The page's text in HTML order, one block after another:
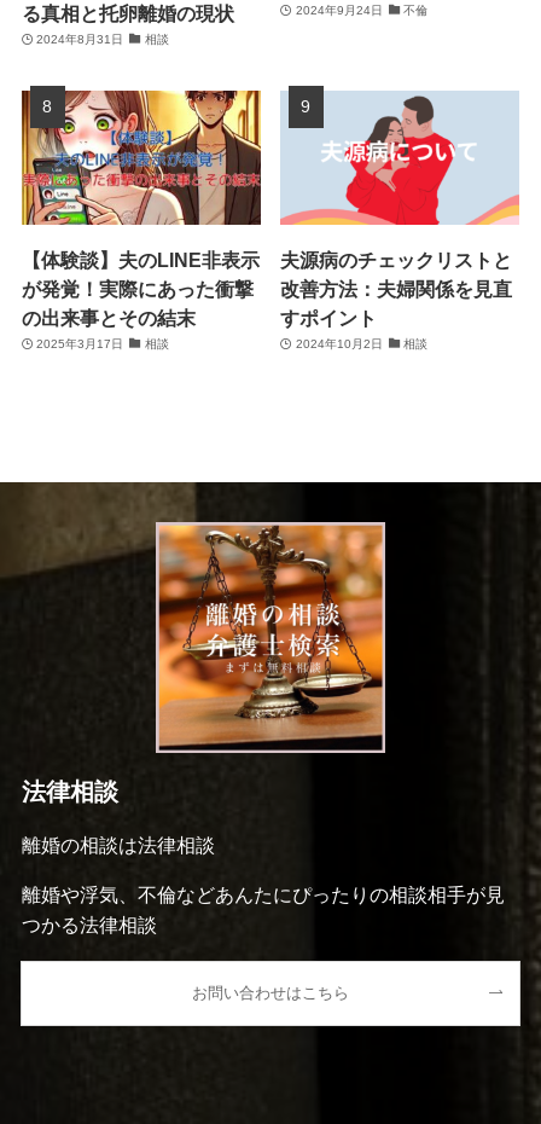
る真相と托卵離婚の現状
2024年8月31日 相談
2024年9月24日 不倫
【体験談】夫のLINE非表示
が発覚！実際にあった衝撃
の出来事とその結末
2025年3月17日 相談
夫源病のチェックリストと
改善方法：夫婦関係を見直
すポイント
2024年10月2日 相談
法律相談
離婚の相談は法律相談
離婚や浮気、不倫などあんたにぴったりの相談相手が見
つかる法律相談
お問い合わせはこちら